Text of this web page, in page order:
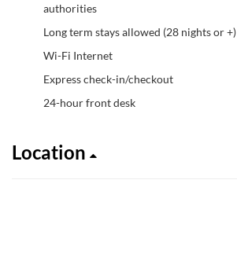
authorities
Long term stays allowed (28 nights or +)
Wi-Fi Internet
Express check-in/checkout
24-hour front desk
Location